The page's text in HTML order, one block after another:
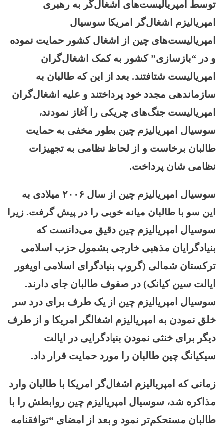
توسط امپریالیست‌های اشغال‌گر به رهبری
امپریالیزم اشغال‌گر امریکا سوسیال
امپریالیست‌های چین از اشغال کشور حمایت نموده
و در “بازسازی” کشور به کمک اشغال‌گران
امپریالیست شتافتند. بعد از این که طالبان به
سازماندهی مجدد خود پرداختند و علیه اشغال‌گران
امپریالیست جنگ‌های چریکی را آغاز نمودند،
سوسیال امپریالیزم چین بطور مخفی به حمایت
طالبان برخاست و از لحاظ نظامی به تجهیزات
نظامی شان پرداخت.
سوسیال امپریالیزم چین از سال ۲۰۰۶ میلادی به
این سو با طالبان میانه خوبی را در پیش گرفت. زیرا
سوسیال امپریالیزم چین دقیق می‌دانست که
بنیادگرایان مذهبی خارجی بشمول حزب اسلامی
ترکستان شمالی (گروپ بنیادگرای اسلامی اویغور
ایالت سین کیانک) در صفوف طالبان جای دارند.
سوسیال امپریالیزم چین از یک طرف برای درد سر
خلق نمودن به امپریالیزم اشغالگر امریکا و از طرف
دیگر برای خنثی نمودن بنیادگرایی در ایالت
سیکیانگ چین طالبان را مورد حمایت قرار داد.
زمانی که امپریالیزم اشغال‌گر امریکا با طالبان وارد
مذاکره شد، سوسیال امپریالیزم چین روابطش را با
طالبان مستحکم‌تر نمود و بعد از امضای “توافقنامه